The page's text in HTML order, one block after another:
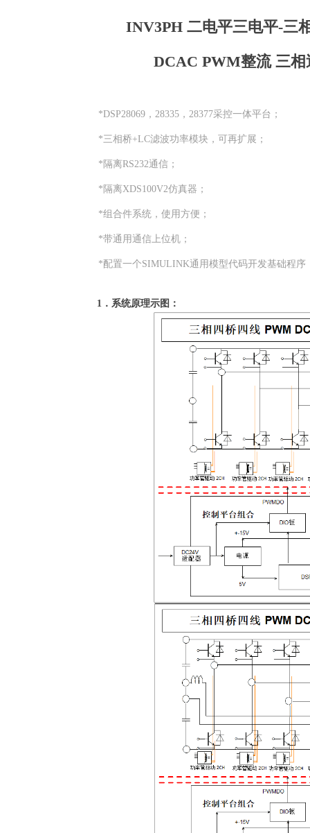
INV3PH 二电平三电平-三
DCAC PWM整流 三
*DSP28069，28335，28377采控一体平台；
*三相桥+LC滤波功率模块，可再扩展；
*隔离RS232通信；
*隔离XDS100V2仿真器；
*组合件系统，使用方便；
*带通用通信上位机；
*配置一个SIMULINK通用模型代码开发基础程序
1 ．系统原理示图：